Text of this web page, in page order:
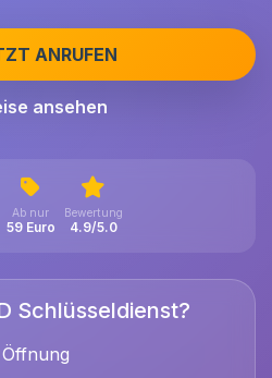
ANRUFEN
ansehen
Ab nur
59 Euro
Bewertung
4.9/5.0
Schlüsseldienst?